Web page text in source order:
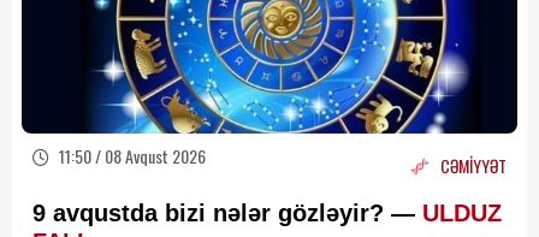
11:50 / 08 Avqust 2026 CƏMİYYƏT
9 avqustda bizi nələr gözləyir? — ULDUZ